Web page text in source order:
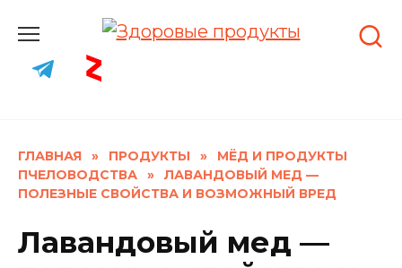
content
ГЛАВНАЯ » ПРОДУКТЫ »
МЁД И ПРОДУКТЫ
ПЧЕЛОВОДСТВА
»
ЛАВАНДОВЫЙ МЕД —
ПОЛЕЗНЫЕ СВОЙСТВА И ВОЗМОЖНЫЙ ВРЕД
Лавандовый мед —